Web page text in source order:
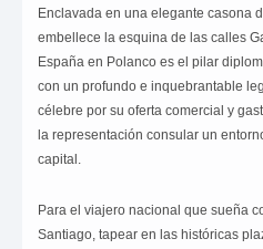
Enclavada en una elegante casona
embellece la esquina de las calles
España en Polanco es el pilar
con un profundo e inquebrantable
célebre por su oferta comercial y
la representación consular un
capital.
Para el viajero nacional que sueña
Santiago, tapear en las históricas